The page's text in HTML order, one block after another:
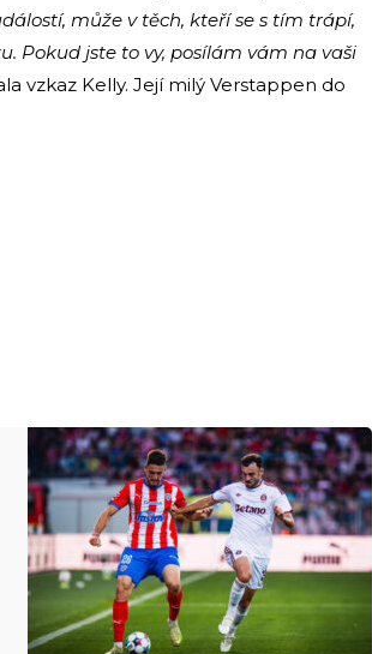
může v těch, kteří se s tím trápí,
Pokud jste to vy, posílám vám na vaši
vzkaz Kelly. Její milý Verstappen do